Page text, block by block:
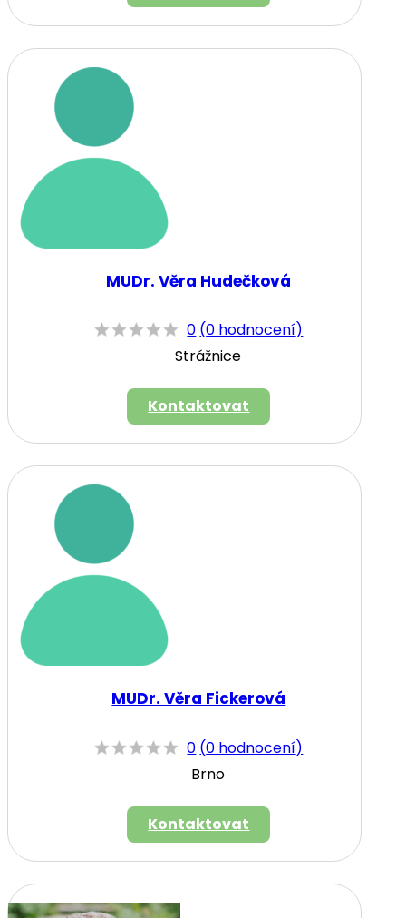
MUDr. Věra Hudečková
0 (0 hodnocení)
Strážnice
Kontaktovat
MUDr. Věra Fickerová
0 (0 hodnocení)
Brno
Kontaktovat